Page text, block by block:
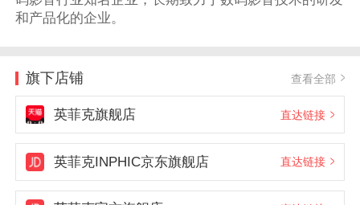
和产品化的企业。
旗下店铺 查看全部
英菲克旗舰店 直达链接
英菲克INPHIC京东旗舰店 直达链接